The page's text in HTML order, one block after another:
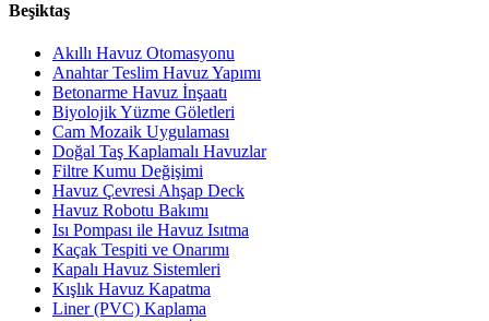
Beşiktaş
Akıllı Havuz Otomasyonu
Anahtar Teslim Havuz Yapımı
Betonarme Havuz İnşaatı
Biyolojik Yüzme Göletleri
Cam Mozaik Uygulaması
Doğal Taş Kaplamalı Havuzlar
Filtre Kumu Değişimi
Havuz Çevresi Ahşap Deck
Havuz Robotu Bakımı
Isı Pompası ile Havuz Isıtma
Kaçak Tespiti ve Onarımı
Kapalı Havuz Sistemleri
Kışlık Havuz Kapatma
Liner (PVC) Kaplama